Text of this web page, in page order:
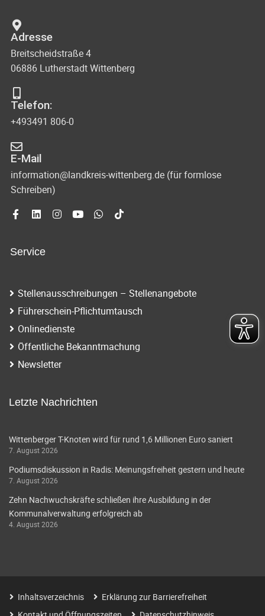
Adresse
Breitscheidstraße 4
06886 Lutherstadt Wittenberg
Telefon:
+493491 806-0
E-Mail
information@landkreis-wittenberg.de (für formlose
Schreiben)
Service
Stellenausschreibungen – Stellenangebote
Führerschein-Pflichtumtausch
Onlinedienste
Öffentliche Bekanntmachung
Newsletter
Letzte Nachrichten
Wittenberger T-Knoten wird für rund 1,6 Millionen Euro saniert
7. August 2026
Podiumsdiskussion in Radis: Meinungsfreiheit gestern und heute
7. August 2026
Zehn Nachwuchskräfte schließen ihre Ausbildung in der
Kommunalverwaltung erfolgreich ab
4. August 2026
Inhaltsverzeichnis
Erklärung zur Barrierefreiheit